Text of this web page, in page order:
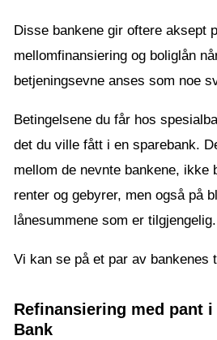
Disse bankene gir oftere aksept
mellomfinansiering og boliglån
betjeningsevne anses som noe
Betingelsene du får hos
det du ville fått i en sparebank.
mellom de nevnte bankene, ikke
renter og gebyrer, men også på
lånesummene som er tilgjengelig.
Vi kan se på et par av bankenes
Refinansiering med pant
Bank